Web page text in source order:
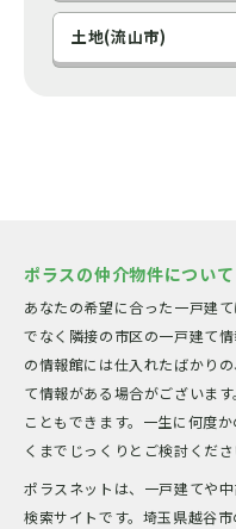
土地(流山市)
ポラスの仲介物件について
あなたの希望に合った一戸建
でなく隣接の市区の一戸建て
の情報館には仕入れたばかり
て情報がある場合がございま
こともできます。一生に何度
くまでじっくりとご検討くださ
ポラスネットは、一戸建てや
検索サイトです。埼玉県越谷